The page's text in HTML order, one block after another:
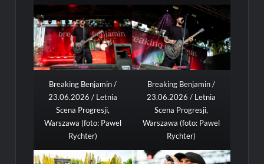
Breaking Benjamin /
23.06.2026 / Letnia
Scena Progresji,
Warszawa (foto: Pawel
Rychter)
Breaking Benjamin /
23.06.2026 / Letnia
Scena Progresji,
Warszawa (foto: Pawel
Rychter)